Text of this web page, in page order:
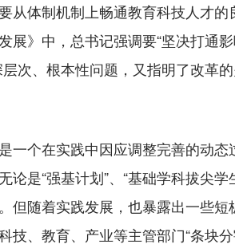
从体制机制上畅通教育科技人才
展》中，总书记强调要“坚决打通
次、根本性问题，又指明了改革
个在实践中因应调整完善的动态
是“强基计划”、“基础学科拔尖学
但随着实践发展，也暴露出一些
、教育、产业等主管部门“条块